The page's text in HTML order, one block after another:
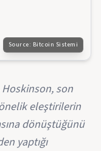
Source: Bitcoin Sistemi
Hoskinson, son
eleştirilerin
dönüştüğünü
yaptığı